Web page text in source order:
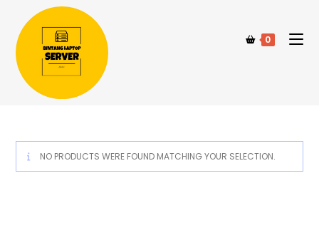
0
NO PRODUCTS WERE FOUND MATCHING YOUR SELECTION.